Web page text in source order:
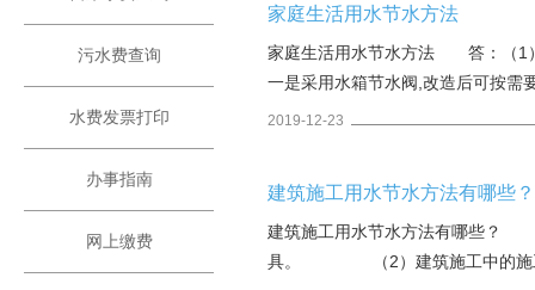
污水费查询
水费发票打印
办事指南
网上缴费
家庭生活用水节水方法
家庭生活用水节水方法 答：（1）
一是采用水箱节水阀,改造后可按需
置几个注入沙子的可乐瓶等来
2019-12-23
建筑施工用水节水方法有哪些？
建筑施工用水节水方法有哪些？
具。 （2）建筑施工中的施工